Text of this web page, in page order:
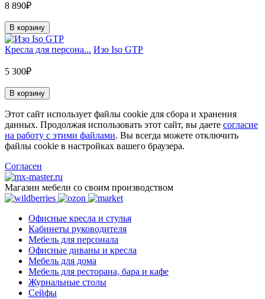
8 890₽
В корзину
Кресла для персона... Изо Iso GTP
5 300₽
В корзину
Этот сайт использует файлы cookie для сбора и хранения
данных. Продолжая использовать этот сайт, вы даете согласие
на работу с этими файлами. Вы всегда можете отключить
файлы cookie в настройках вашего браузера.
Согласен
Магазин мебели со своим производством
Офисные кресла и стулья
Кабинеты руководителя
Мебель для персонала
Офисные диваны и кресла
Мебель для дома
Мебель для ресторана, бара и кафе
Журнальные столы
Сейфы